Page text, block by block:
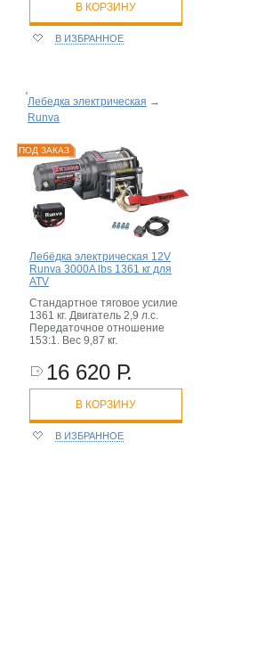
В КОРЗИНУ
В ИЗБРАННОЕ
Лебедка электрическая →
Runva
ПОД ЗАКАЗ
Лебёдка электрическая 12V
Runva 3000A lbs 1361 кг для
ATV
Стандартное тяговое усилие
1361 кг. Двигатель 2,9 л.с.
Передаточное отношение
153:1. Вес 9,87 кг.
16 620 Р.
В КОРЗИНУ
В ИЗБРАННОЕ